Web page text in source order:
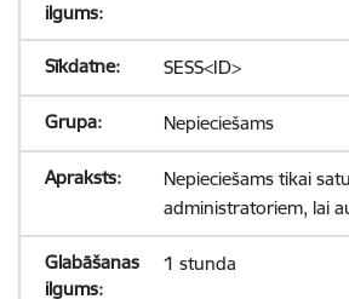
SESS<ID>
Nepieciešams
Nepieciešams tikai
administratoriem, lai
1 stunda